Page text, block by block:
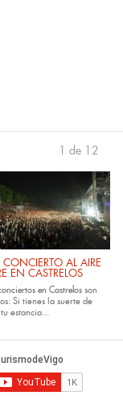
AL AIRE
EN CASTRELOS
en Castrelos son
Si tienes la suerte de
estancia...
1 de 12